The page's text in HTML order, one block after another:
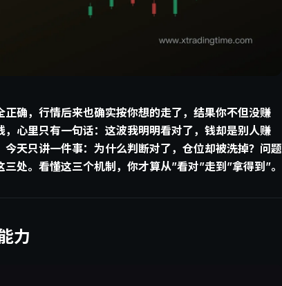
确，行情后来也确实按你想的走了，结果你不但没赚
心里只有一句话：这波我明明看对了，钱却是别人赚
天只讲一件事：为什么判断对了，仓位却被洗掉？问题
处。看懂这三个机制，你才算从”看对”走到”拿得到”。
力